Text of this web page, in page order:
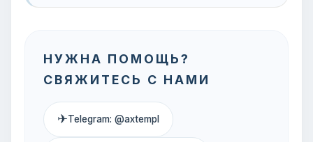
НУЖНА ПОМОЩЬ?
СВЯЖИТЕСЬ С НАМИ
✈Telegram: @axtempl